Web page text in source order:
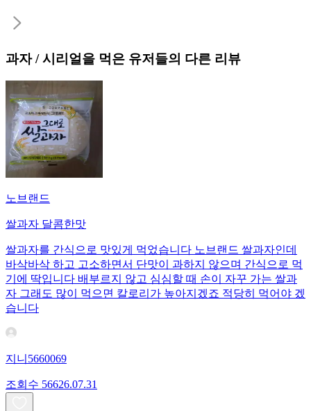
과자 / 시리얼을 먹은 유저들의 다른 리뷰
노브랜드
쌀과자 달콤한맛
쌀과자를 간식으로 맛있게 먹었습니다 노브랜드 쌀과자인데
바삭바삭 하고 고소하면서 단맛이 과하지 않으며 간식으로 먹
기에 딱입니다 배부르지 않고 심심할 때 손이 자꾸 가는 쌀과
자 그래도 많이 먹으면 칼로리가 높아지겠죠 적당히 먹어야 겠
습니다
지니5660069
조회수 56626.07.31